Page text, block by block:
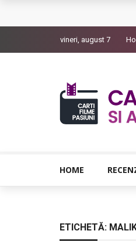
Bolla – O
Indragostitii
Un artist al
vineri, august 7
HOME
ETICHETĂ: